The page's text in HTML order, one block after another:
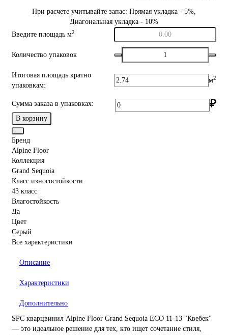
При расчете учитывайте запас: Прямая укладка - 5%,
Диагональная укладка - 10%
Введите площадь м2
Количество упаковок
Итоговая площадь кратно
упаковкам:
м2
Сумма заказа в упаковках: ₽
В корзину
Бренд
Alpine Floor
Коллекция
Grand Sequoia
Класс износостойкости
43 класс
Влагостойкость
Да
Цвет
Серый
Все характеристики
Описание
Характеристики
Дополнительно
SPC кварцвинил Alpine Floor Grand Sequoia ECO 11-13 "Квебек"
— это идеальное решение для тех, кто ищет сочетание стиля,